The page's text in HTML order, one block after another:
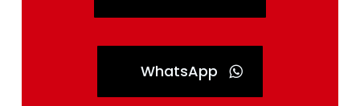
WhatsApp